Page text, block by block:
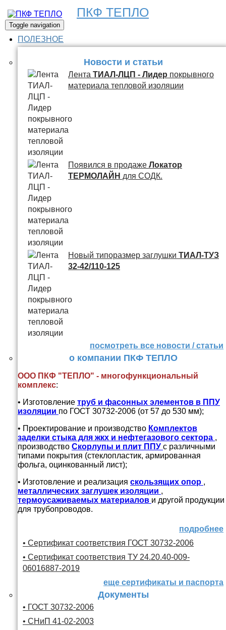
ПКФ ТЕПЛО
Toggle navigation
ПОЛЕЗНОЕ
Новости и статьи
Лента ТИАЛ-ЛЦП - Лидер покрывного
материала тепловой изоляции
Появился в продаже Локатор
ТЕРМОЛАЙН для СОДК.
Новый типоразмер заглушки ТИАЛ-ТУЗ
32-42/110-125
посмотреть все новости / статьи
о компании ПКФ ТЕПЛО
ООО ПКФ "ТЕПЛО" - многофункциональный
комплекс:
• Изготовление труб и фасонных элементов в ППУ
изоляции по ГОСТ 30732-2006 (от 57 до 530 мм);
• Проектирование и производство Комплектов
заделки стыка для жкх и нефтегазового сектора ,
производство Скорлупы и плит ППУ с различными
типами покрытия (стеклопластик, армированная
фольга, оцинкованный лист);
• Изготовление и реализация скользящих опор ,
металлических заглушек изоляции ,
термоусаживаемых материалов и другой продукции
для трубопроводов.
подробнее
• Сертификат соответствия ГОСТ 30732-2006
• Сертификат соответствия ТУ 24.20.40-009-
06016887-2019
еще сертификаты и паспорта
Документы
• ГОСТ 30732-2006
• СНиП 41-02-2003